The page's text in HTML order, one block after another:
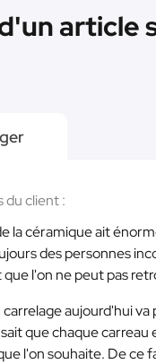
article
du client :
la céramique ait
des personnes
l'on ne peut pas
aujourd'hui
que chaque
l'on souhaite. De ce